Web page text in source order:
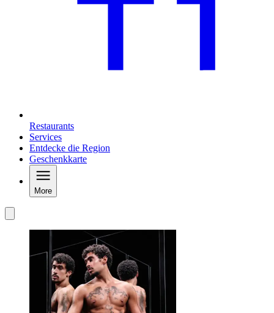
Restaurants
Services
Entdecke die Region
Geschenkkarte
More